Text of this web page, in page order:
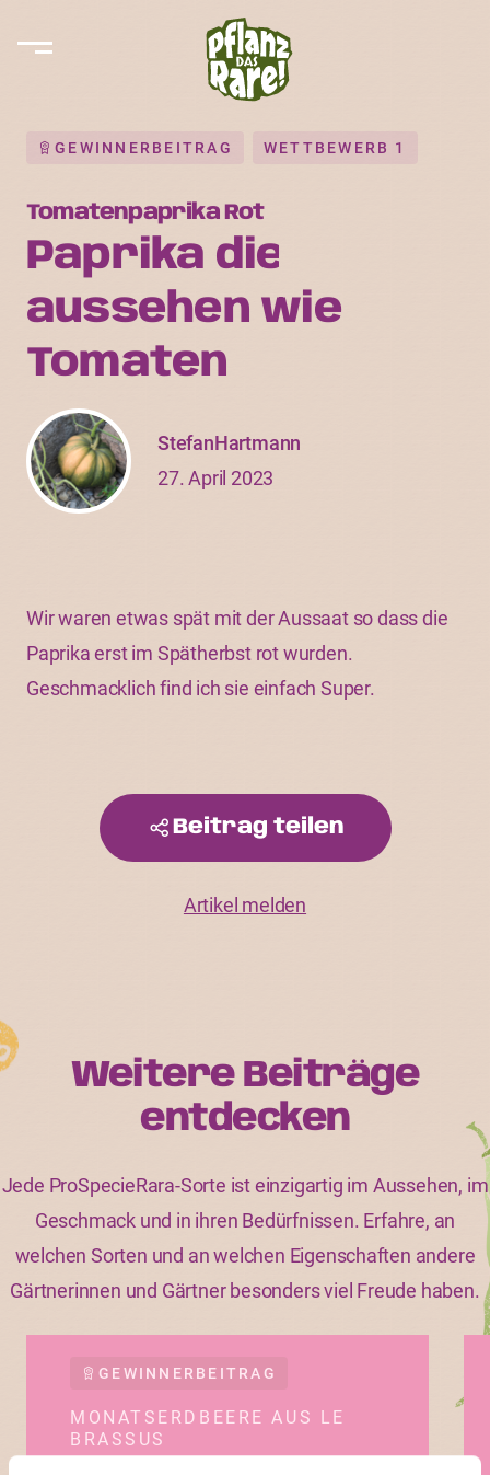
GEWINNERBEITRAG WETTBEWERB 1
Tomatenpaprika Rot
Paprika die
aussehen wie
Tomaten
StefanHartmann
27. April 2023
Wir waren etwas spät mit der Aussaat so dass die
Paprika erst im Spätherbst rot wurden.
Geschmacklich find ich sie einfach Super.
Beitrag teilen
Artikel melden
Weitere Beiträge
entdecken
Jede ProSpecieRara-Sorte ist einzigartig im Aussehen, im
Geschmack und in ihren Bedürfnissen. Erfahre, an
welchen Sorten und an welchen Eigenschaften andere
Gärtnerinnen und Gärtner besonders viel Freude haben.
GEWINNERBEITRAG
MONATSERDBEERE AUS LE
BRASSUS